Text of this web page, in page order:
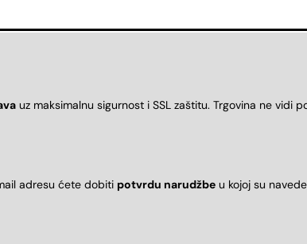
uz maksimalnu sigurnost i SSL zaštitu. Trgovina ne
adresu ćete dobiti potvrdu narudžbe u kojoj su